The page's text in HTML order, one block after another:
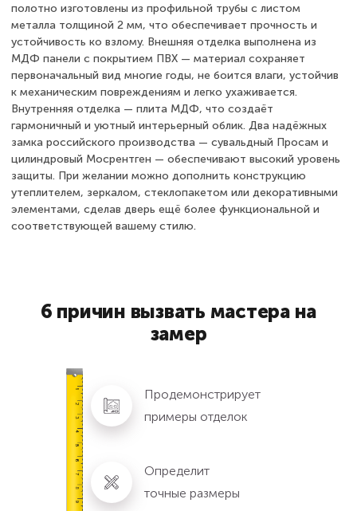
полотно изготовлены из профильной трубы с листом
металла толщиной 2 мм, что обеспечивает прочность и
устойчивость ко взлому. Внешняя отделка выполнена из
МДФ панели с покрытием ПВХ — материал сохраняет
первоначальный вид многие годы, не боится влаги, устойчив
к механическим повреждениям и легко ухаживается.
Внутренняя отделка — плита МДФ, что создаёт
гармоничный и уютный интерьерный облик. Два надёжных
замка российского производства — сувальдный Просам и
цилиндровый Мосрентген — обеспечивают высокий уровень
защиты. При желании можно дополнить конструкцию
утеплителем, зеркалом, стеклопакетом или декоративными
элементами, сделав дверь ещё более функциональной и
соответствующей вашему стилю.
6 причин вызвать мастера на
замер
Продемонстрирует
примеры отделок
Определит
точные размеры